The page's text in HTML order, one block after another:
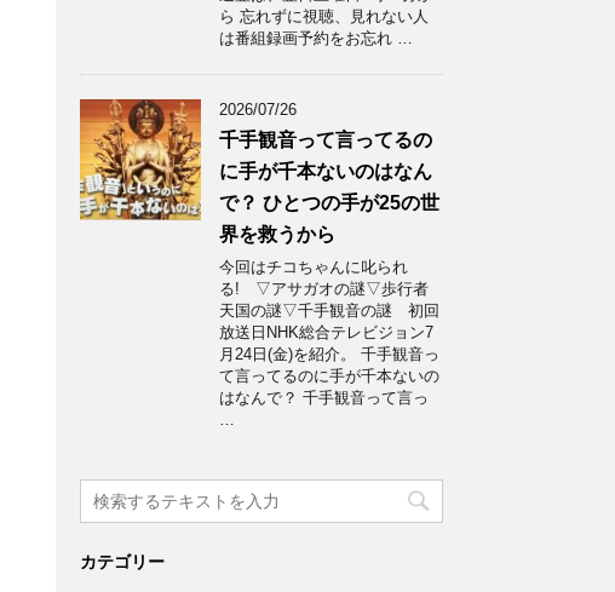
ら 忘れずに視聴、見れない人
は番組録画予約をお忘れ …
2026/07/26
千手観音って言ってるの
に手が千本ないのはなん
で？ ひとつの手が25の世
界を救うから
今回はチコちゃんに叱られ
る! ▽アサガオの謎▽歩行者
天国の謎▽千手観音の謎 初回
放送日NHK総合テレビジョン7
月24日(金)を紹介。 千手観音っ
て言ってるのに手が千本ないの
はなんで？ 千手観音って言っ
…
カテゴリー